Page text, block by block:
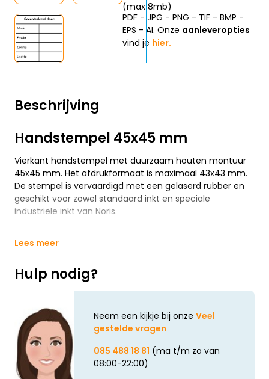
Beschrijving
Handstempel 45x45 mm
Vierkant handstempel met duurzaam houten montuur
45x45 mm. Het afdrukformaat is maximaal 43x43 mm.
De stempel is vervaardigd met een gelaserd rubber en
geschikt voor zowel standaard inkt en speciale
industriële inkt van Noris.
Lees meer
Hulp nodig?
Neem een kijkje bij onze Veel
gestelde vragen
085 488 18 81 (ma t/m zo van
08:00-22:00)
(max 8mb)
PDF - JPG - PNG - TIF - BMP -
EPS - AI. Onze aanleveropties
vind je hier.